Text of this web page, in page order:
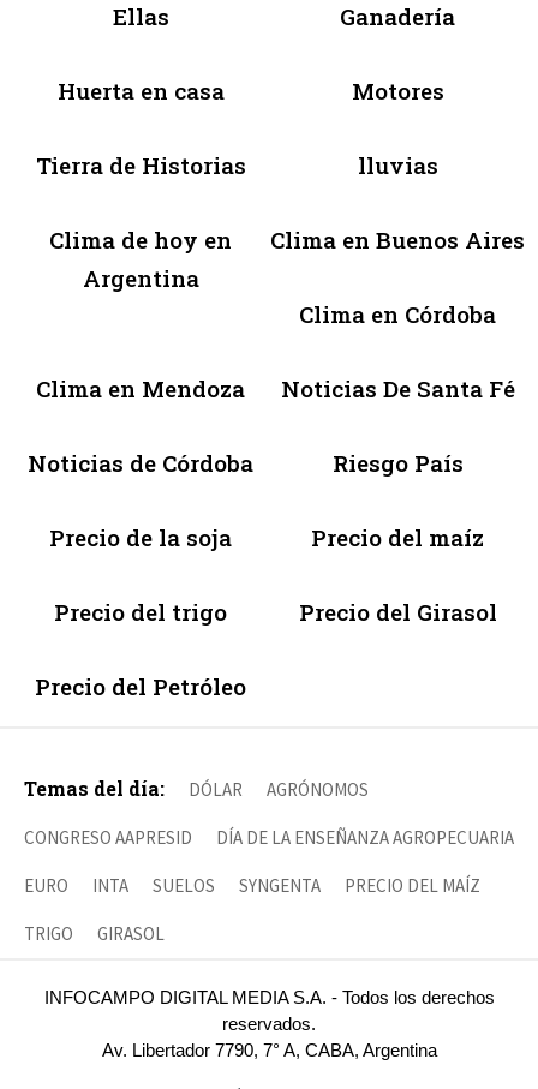
Ellas Ganadería
Huerta en casa Motores
Tierra de Historias lluvias
Clima de hoy en
Argentina
Clima en Buenos Aires
Clima en Córdoba
Clima en Mendoza Noticias De Santa Fé
Noticias de Córdoba Riesgo País
Precio de la soja Precio del maíz
Precio del trigo Precio del Girasol
Precio del Petróleo
Temas del día: DÓLAR AGRÓNOMOS
CONGRESO AAPRESID DÍA DE LA ENSEÑANZA AGROPECUARIA
EURO INTA SUELOS SYNGENTA PRECIO DEL MAÍZ
TRIGO GIRASOL
INFOCAMPO DIGITAL MEDIA S.A. - Todos los derechos
reservados.
Av. Libertador 7790, 7° A, CABA, Argentina